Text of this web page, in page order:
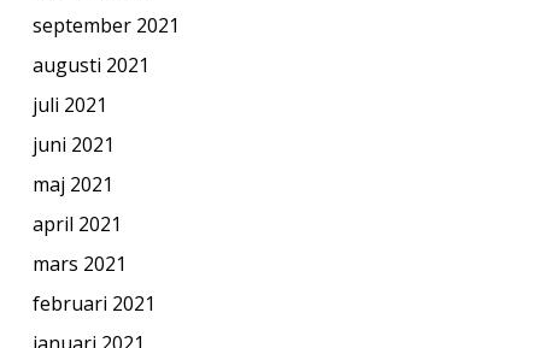
september 2021
augusti 2021
juli 2021
juni 2021
maj 2021
april 2021
mars 2021
februari 2021
januari 2021